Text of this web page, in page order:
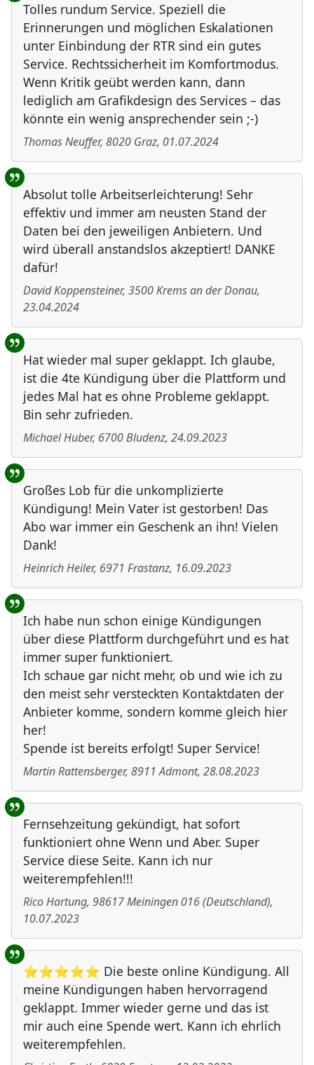
Tolles rundum Service. Speziell die
Erinnerungen und möglichen Eskalationen
unter Einbindung der RTR sind ein gutes
Service. Rechtssicherheit im Komfortmodus.
Wenn Kritik geübt werden kann, dann
lediglich am Grafikdesign des Services – das
könnte ein wenig ansprechender sein ;-)
Thomas Neuffer, 8020 Graz, 01.07.2024
Absolut tolle Arbeitserleichterung! Sehr
effektiv und immer am neusten Stand der
Daten bei den jeweiligen Anbietern. Und
wird überall anstandslos akzeptiert! DANKE
dafür!
David Koppensteiner, 3500Krems an der Donau,
23.04.2024
Hat wieder mal super geklappt. Ich glaube,
ist die 4te Kündigung über die Plattform und
jedes Mal hat es ohne Probleme geklappt.
Bin sehr zufrieden.
Michael Huber, 6700Bludenz, 24.09.2023
Großes Lob für die unkomplizierte
Kündigung! Mein Vater ist gestorben! Das
Abo war immer ein Geschenk an ihn! Vielen
Dank!
Heinrich Heiler, 6971 Frastanz, 16.09.2023
Ich habe nun schon einige Kündigungen
über diese Plattform durchgeführt und es hat
immer super funktioniert.
Ich schaue gar nicht mehr, ob und wie ich zu
den meist sehr versteckten Kontaktdaten der
Anbieter komme, sondern komme gleich hier
her!
Spende ist bereits erfolgt! Super Service!
Martin Rattensberger, 8911 Admont, 28.08.2023
Fernsehzeitung gekündigt, hat sofort
funktioniert ohne Wenn und Aber. Super
Service diese Seite. Kann ich nur
weiterempfehlen!!!
Rico Hartung, 98617Meiningen 016(Deutschland),
10.07.2023
⭐⭐⭐⭐⭐ Die beste online Kündigung. All
meine Kündigungen haben hervorragend
geklappt. Immer wieder gerne und das ist
mir auch eine Spende wert. Kann ich ehrlich
weiterempfehlen.